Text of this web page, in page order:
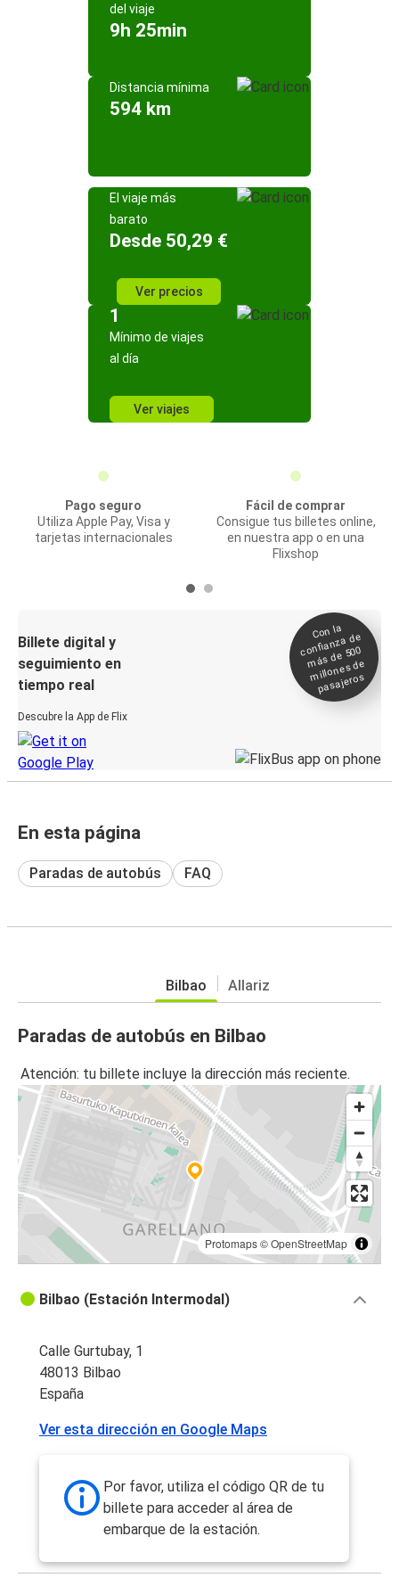
del viaje
9h 25min
Distancia mínima
594 km
El viaje más
barato
Desde 50,29 €
Ver precios
1
Mínimo de viajes
al día
Ver viajes
Pago seguro
Utiliza Apple Pay, Visa y
tarjetas internacionales
Fácil de comprar
Consigue tus billetes online,
en nuestra app o en una
Flixshop
Billete digital y
seguimiento en
tiempo real
Descubre la App de Flix
Con la
confianza de
más de 500
millones de
pasajeros
En esta página
Paradas de autobús FAQ
Bilbao Allariz
Paradas de autobús en Bilbao
Atención: tu billete incluye la dirección más reciente.
Protomaps©OpenStreetMap
Bilbao (Estación Intermodal)
Calle Gurtubay, 1
48013 Bilbao
España
Ver esta dirección en Google Maps
Por favor, utiliza el código QR de tu
billete para acceder al área de
embarque de la estación.